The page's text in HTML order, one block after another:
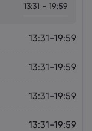
13:31 - 19:59
13:31-19:59
13:31-19:59
13:31-19:59
13:31-19:59